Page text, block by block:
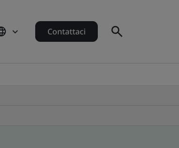
Contattaci